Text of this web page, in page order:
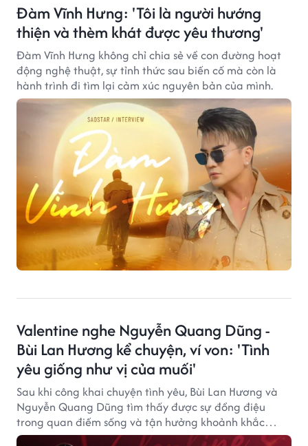
Đàm Vĩnh Hưng: 'Tôi là người hướng
thiện và thèm khát được yêu thương'
Đàm Vĩnh Hưng không chỉ chia sẻ về con đường hoạt
động nghệ thuật, sự tỉnh thức sau biến cố mà còn là
hành trình đi tìm lại cảm xúc nguyên bản của mình.
Valentine nghe Nguyễn Quang Dũng -
Bùi Lan Hương kể chuyện, ví von: 'Tình
yêu giống như vị của muối'
Sau khi công khai chuyện tình yêu, Bùi Lan Hương và
Nguyễn Quang Dũng tìm thấy được sự đồng điệu
trong quan điếm sống và tận hưởng khoảnh khắc
hạnh phúc, bình yên bên nhau.